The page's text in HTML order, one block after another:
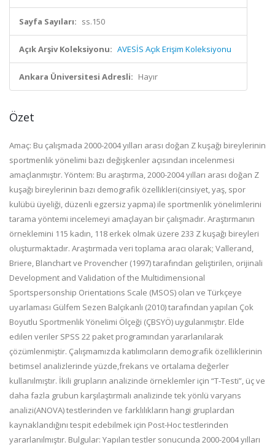
Sayfa Sayıları: ss.150
Açık Arşiv Koleksiyonu: AVESİS Açık Erişim Koleksiyonu
Ankara Üniversitesi Adresli: Hayır
Özet
Amaç: Bu çalışmada 2000-2004 yılları arası doğan Z kuşağı bireylerinin
sportmenlik yönelimi bazı değişkenler açısından incelenmesi
amaçlanmıştır. Yöntem: Bu araştırma, 2000-2004 yılları arası doğan Z
kuşağı bireylerinin bazı demografik özellikleri(cinsiyet, yaş, spor
kulübü üyeliği, düzenli egzersiz yapma) ile sportmenlik yönelimlerini
tarama yöntemi incelemeyi amaçlayan bir çalışmadır. Araştırmanın
örneklemini 115 kadın, 118 erkek olmak üzere 233 Z kuşağı bireyleri
oluşturmaktadır. Araştırmada veri toplama aracı olarak; Vallerand,
Briere, Blanchart ve Provencher (1997) tarafından geliştirilen, orijinali
Development and Validation of the Multidimensional
Sportspersonship Orientations Scale (MSOS) olan ve Türkçeye
uyarlaması Gülfem Sezen Balçıkanlı (2010) tarafından yapılan Çok
Boyutlu Sportmenlik Yönelimi Ölçeği (ÇBSYÖ) uygulanmıştır. Elde
edilen veriler SPSS 22 paket programından yararlanılarak
çözümlenmiştir. Çalışmamızda katılımcıların demografik özelliklerinin
betimsel analizlerinde yüzde,frekans ve ortalama değerler
kullanılmıştır. İkili grupların analizinde örneklemler için “T-Testi”, üç ve
daha fazla grubun karşılaştırmalı analizinde tek yönlü varyans
analizi(ANOVA) testlerinden ve farklılıkların hangi gruplardan
kaynaklandığını tespit edebilmek için Post-Hoc testlerinden
yararlanılmıştır. Bulgular: Yapılan testler sonucunda 2000-2004 yılları